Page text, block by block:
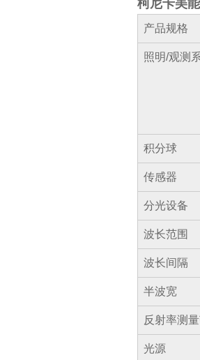
柯尼卡美
产品规格
照明/观测
积分球
传感器
分光设备
波长范围
波长间隔
半波宽
反射率测
光源